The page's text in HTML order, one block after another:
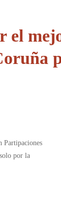
el
Partipaciones
por la